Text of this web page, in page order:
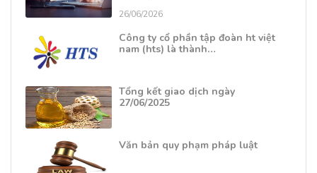
26/06/2026
Công ty cổ phần tập đoàn ht việt
nam (hts) là thành…
Tổng kết giao dịch ngày
27/06/2025
Văn bản quy phạm pháp luật